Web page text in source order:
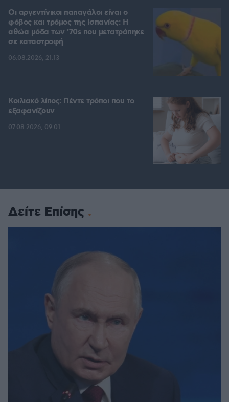
Οι αργεντίνικοι παπαγάλοι είναι ο
φόβος και τρόμος της Ισπανίας: Η
αθώα μόδα των '70s που μετατράπηκε
σε καταστροφή
06.08.2026, 21:13
Κοιλιακό λίπος: Πέντε τρόποι που το
εξαφανίζουν
07.08.2026, 09:01
Δείτε Επίσης